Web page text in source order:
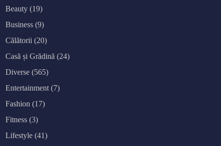
Beauty (19)
Business (9)
Călătorii (20)
Casă și Grădină (24)
Diverse (565)
Entertainment (7)
Fashion (17)
Fitness (3)
Lifestyle (41)